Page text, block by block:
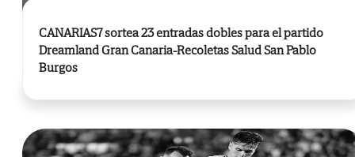
CANARIAS7 sortea 23 entradas dobles para el partido
Dreamland Gran Canaria-Recoletas Salud San Pablo
Burgos